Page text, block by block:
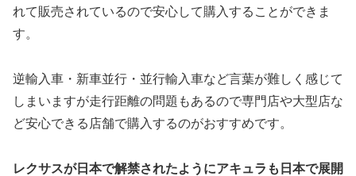
れて販売されているので安心して購入することができま
す。
逆輸入車・新車並行・並行輸入車など言葉が難しく感じて
しまいますが走行距離の問題もあるので専門店や大型店な
ど安心できる店舗で購入するのがおすすめです。
レクサスが日本で解禁されたようにアキュラも日本で展開